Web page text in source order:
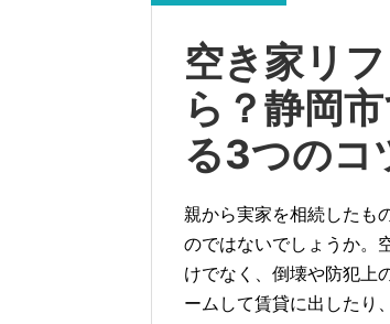
空き家リ
ら？静岡
る3つのコ
親から実家を相続したも
のではないでしょうか。
けでなく、倒壊や防犯上
ームして賃貸に出したり